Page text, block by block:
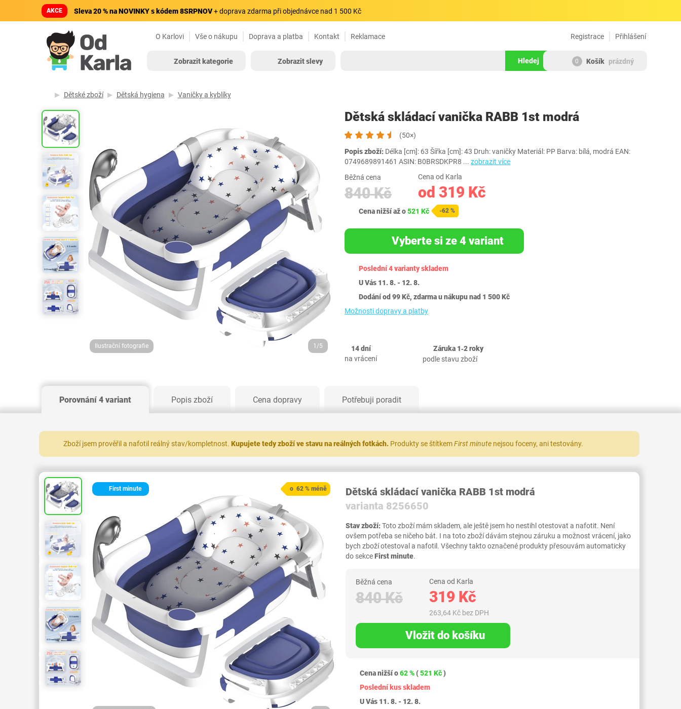
AKCE Sleva 20 % na NOVINKY s kódem 8SRPNOV+ doprava zdarma při objednávce nad 1 500 Kč
O Karlovi Vše o nákupu Doprava a platba Kontakt Reklamace Přihlášení
Registrace
Zobrazit kategorie Zobrazit slevy Hledej 0 Košík prázdný
Dětské zboží Dětská hygiena Vaničky a kyblíky
Ilustrační fotografie 1/5
Dětská skládací vanička RABB 1st modrá
(50×)
Popis zboží: Délka [cm]: 63 Šířka [cm]: 43 Druh: vaničky Materiál: PP Barva: bílá, modrá EAN:
0749689891461 ASIN: B0BRSDKPR8 ... zobrazit více
Běžná cena
840 Kč
Cena od Karla
od 319 Kč
Cena nižší až o521 Kč -62 %
Vyberte si ze 4 variant
Poslední 4 varianty skladem
U Vás 11. 8. - 12. 8.
Dodání od 99 Kč, zdarma u nákupu nad 1 500 Kč
Možnosti dopravy a platby
14 dní
na vrácení
Záruka 1‐2 roky
podle stavu zboží
Porovnání 4 variant Popis zboží Cena dopravy Potřebuji poradit
Zboží jsem prověřil a nafotil reálný stav/kompletnost. Kupujete tedy zboží ve stavu na reálných fotkách. Produkty se štítkemFirst minute nejsou foceny, ani testovány.
First minute o 62 % méně
Dětská skládací vanička RABB 1st modrá
varianta 8256650
Stav zboží:Toto zboží mám skladem, ale ještě jsem ho nestihl otestovat a nafotit. Není
ovšem potřeba se ničeho bát. I na toto zboží dávám stejnou záruku a možnost vrácení, jako
bych zboží otestoval a nafotil. Všechny takto označené produkty přesouvám automaticky
do sekceFirst minute.
Běžná cena
840 Kč
Cena od Karla
319 Kč
263,64 Kč bez DPH
Vložit do košíku
Cena nižší o62 % (521 Kč)
Poslední kus skladem
U Vás 11. 8. - 12. 8.